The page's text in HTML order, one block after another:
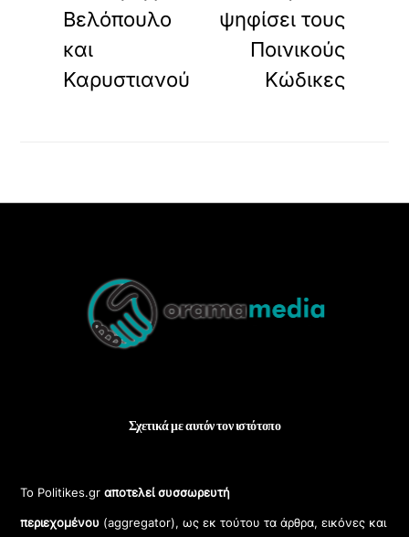
Βελόπουλο
και
Καρυστιανού
ψηφίσει τους
Ποινικούς
Κώδικες
Top
Σχετικά με αυτόν τον ιστότοπο
Το Politikes.grαποτελεί συσσωρευτή
περιεχομένου (aggregator), ως εκ τούτου τα άρθρα, εικόνες και